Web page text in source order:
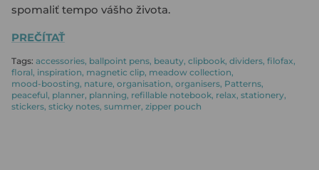
spomaliť tempo vášho života.
PREČÍTAŤ
Tags: accessories ballpoint pens beauty clipbook dividers filofax
floral inspiration magnetic clip meadow collection
mood-boosting nature organisation organisers Patterns
peaceful planner planning refillable notebook relax stationery
stickers sticky notes summer zipper pouch